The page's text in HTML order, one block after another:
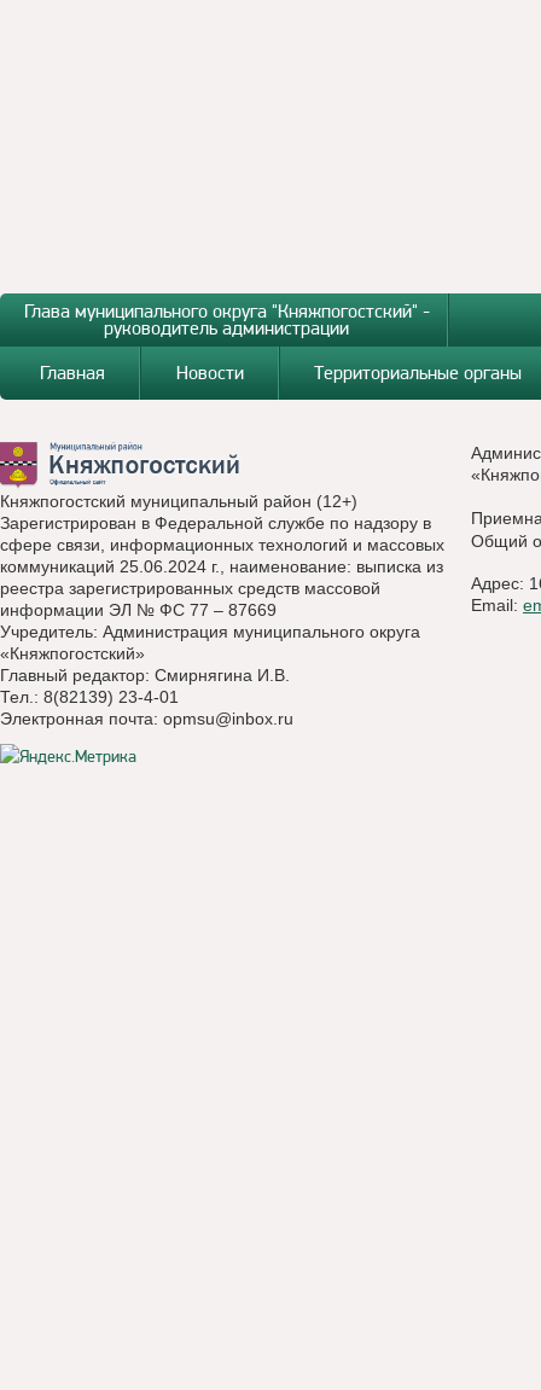
Глава муниципального округа "Княжпогостский" -
руководитель администрации
Главная
Новости Территориальные органы
Княжпогостский муниципальный район (12+)
Зарегистрирован в Федеральной службе по надзору в
сфере связи, информационных технологий и массовых
коммуникаций 25.06.2024 г., наименование: выписка из
реестра зарегистрированных средств массовой
информации ЭЛ № ФС 77 – 87669
Учредитель: Администрация муниципального округа
«Княжпогостский»
Главный редактор: Смирнягина И.В.
Тел.: 8(82139) 23-4-01
Электронная почта: opmsu@inbox.ru
Общий
Адрес:
Email: